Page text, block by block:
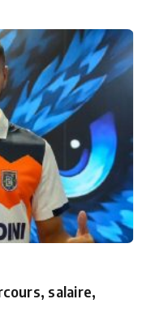
salaire,